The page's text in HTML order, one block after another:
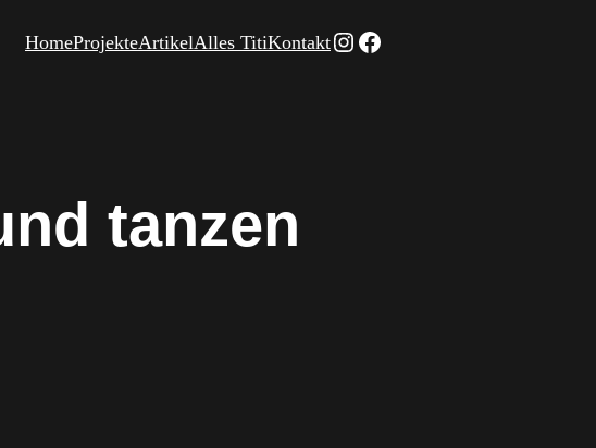
HomeProjekteArtikelAlles TitiKontaktInstagram
Facebook
tanzen